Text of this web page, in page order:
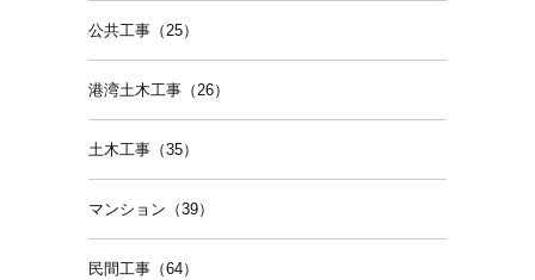
公共工事（25）
港湾土木工事（26）
土木工事（35）
マンション（39）
民間工事（64）